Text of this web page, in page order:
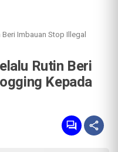
Imbauan Stop Illegal
Rutin Beri
Kepada